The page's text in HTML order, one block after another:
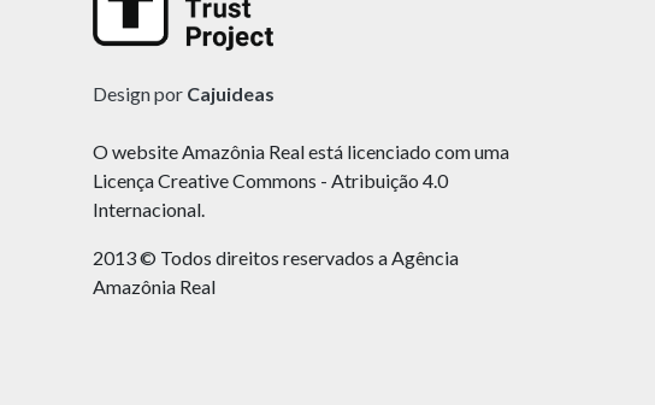
Design por Cajuideas
O website Amazônia Real está licenciado com uma
Licença Creative Commons - Atribuição 4.0
Internacional.
2013 © Todos direitos reservados a Agência
Amazônia Real